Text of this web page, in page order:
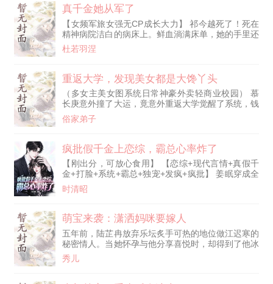
爷杜无敌：“不愧是我杜无敌的孙子！有我当年杀鬼
子的风范！” 娄晓娥（脸红）：“杜天明同志，你……
你不能这样！我……我......”
真千金她从军了
【女频军旅女强无CP成长大力】 祁今越死了！死在
精神病院洁白的病床上。鲜血淌满床单，她的手里还
握着一把生锈的剪刀。 祁今越又活了！白幡飘动的
灵堂上，养父母的音容笑貌在脑海里一帧一帧回放。
再一次站上那片熟悉的土地，心境却是大不相同了。
这辈子，她走上了一条与前世截然相反的道路——参
军！ 入伍前夕，陆家沸腾，愤怒的父母、看好戏的
大哥、假惺惺的“姐妹”、拍
杜若羽涅
重返大学，发现美女都是大馋丫头
（多女主美女图系统日常神豪外卖轻商业校园） 慕
长庚意外撞了大运，竟意外重返大学觉醒了系统，钱
包余额拉满之后，他也渐渐的发现不对劲，身边的系
花、学姐、教授、老板娘，个个看似高冷动人，背地
物均已成年）
俗家弟子
疯批假千金上恋综，霸总心率炸了
【刚出分，可放心食用】 【恋综+现代言情+真假千
金+打脸+系统+霸总+独宠+发疯+疯批】 姜眠穿成全
网黑假千金，医院门口刚醒，就被影帝前男友一
句“我和姜小姐不熟”钉上热搜； 叮！【爽值系统绑定
姜眠抢过狗仔话筒直播分手：“不熟？你花我资源时
挺熟啊。” 【爽值+999，现金到账10万】黑粉连麦骂
她疯，她反手普法报警； 白莲真千金哭诉被抢人
生，她挑眉：“你
时清昭
萌宝来袭：潇洒妈咪要嫁人
五年前，陆芷冉放弃乐坛炙手可热的地位做江迟寒的
秘密情人。当她怀孕与他分享喜悦时，却得到了他冰
冷的回复。“孩子打掉。”她甚至还没有开口求情，就
被他赶尽杀绝……五年后，她携萌宝归来，宝贝儿子
秀儿